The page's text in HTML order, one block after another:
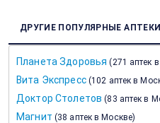
ДРУГИЕ ПОПУЛЯРНЫЕ
Планета Здоровья (271 аптек
Вита Экспресс (102 аптек в
Доктор Столетов (83 аптек в
Магнит (38 аптек в Москве)